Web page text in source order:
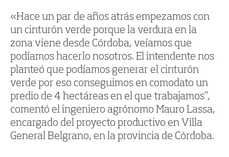
«Hace un par de años atrás empezamos con
un cinturón verde porque la verdura en la
zona viene desde Córdoba, veíamos que
podíamos hacerlo nosotros. El intendente nos
planteó que podíamos generar el cinturón
verde por eso conseguimos en comodato un
predio de 4 hectáreas en el que trabajamos”,
comentó el ingeniero agrónomo Mauro Lassa,
encargado del proyecto productivo en Villa
General Belgrano, en la provincia de Córdoba.